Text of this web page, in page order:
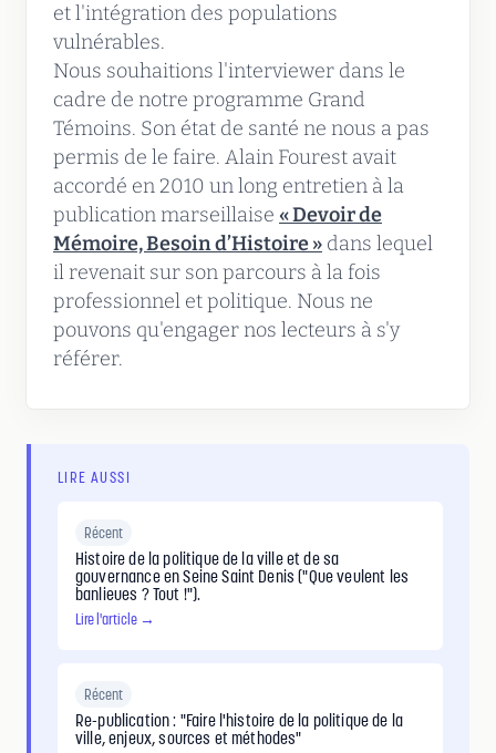
et l'intégration des populations
vulnérables.
Nous souhaitions l'interviewer dans le
cadre de notre programme Grand
Témoins. Son état de santé ne nous a pas
permis de le faire. Alain Fourest avait
accordé en 2010 un long entretien à la
publication marseillaise « Devoir de
Mémoire, Besoin d’Histoire » dans lequel
il revenait sur son parcours à la fois
professionnel et politique. Nous ne
pouvons qu'engager nos lecteurs à s'y
référer.
LIRE AUSSI
Récent
Histoire de la politique de la ville et de sa
gouvernance en Seine Saint Denis ("Que veulent les
banlieues ? Tout !").
Lire l'article →
Récent
Re-publication : "Faire l'histoire de la politique de la
ville, enjeux, sources et méthodes"